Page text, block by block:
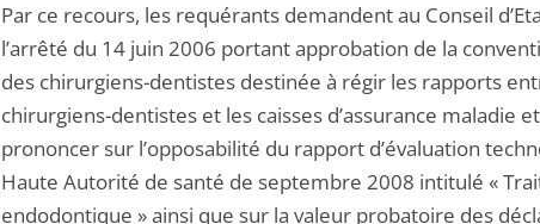
Par ce recours, les requérants demandent au Conseil
l’arrêté du 14 juin 2006 portant approbation de la
des chirurgiens-dentistes destinée à régir les rapports
chirurgiens-dentistes et les caisses d’assurance maladie
prononcer sur l’opposabilité du rapport d’évaluation
Haute Autorité de santé de septembre 2008 intitulé «
endodontique » ainsi que sur la valeur probatoire des